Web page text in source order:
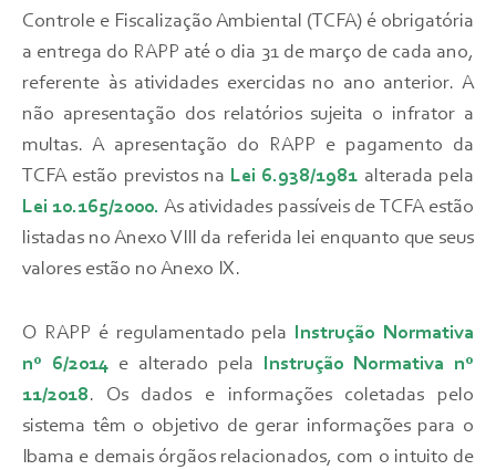
Controle e Fiscalização Ambiental (TCFA) é obrigatória
a entrega do RAPP até o dia 31 de março de cada ano,
referente às atividades exercidas no ano anterior. A
não apresentação dos relatórios sujeita o infrator a
multas. A apresentação do RAPP e pagamento da
TCFA estão previstos na Lei 6.938/1981 alterada pela
Lei 10.165/2000. As atividades passíveis de TCFA estão
listadas no Anexo VIII da referida lei enquanto que seus
valores estão no Anexo IX.
O RAPP é regulamentado pela Instrução Normativa
nº 6/2014 e alterado pela Instrução Normativa nº
11/2018. Os dados e informações coletadas pelo
sistema têm o objetivo de gerar informações para o
Ibama e demais órgãos relacionados, com o intuito de